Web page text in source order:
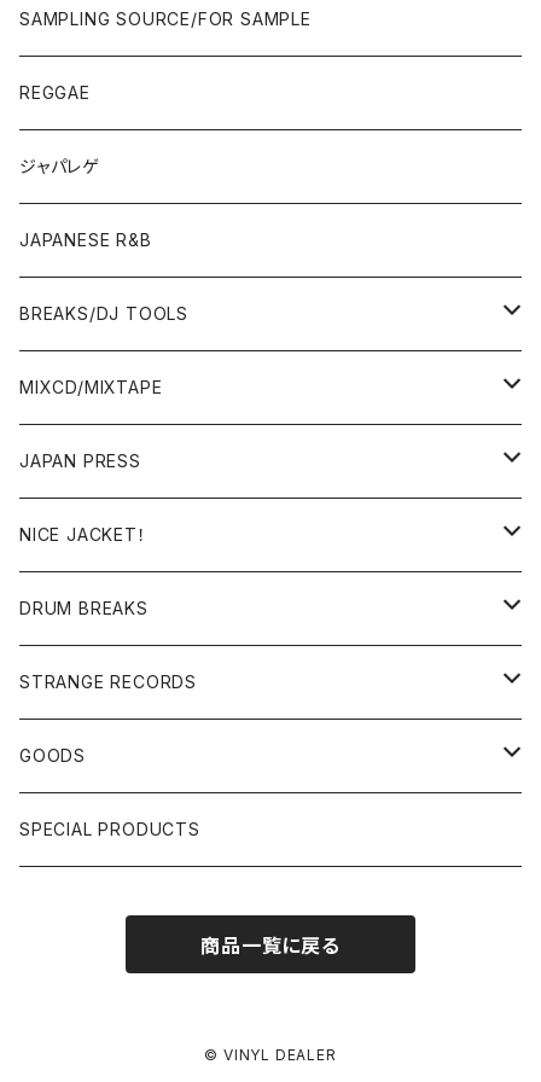
ROCK/AOR
LP
JAPANESE
OTHERS
7"/12"
JAPANESE
OTHERS
SAMPLING SOURCE/FOR SAMPLE
REGGAE
ジャパレゲ
JAPANESE R&B
BREAKS/DJ TOOLS
BREAKS/MEGAMIX/CUT UP
RE-EDIT/DJ TOOLS
MIXCD/MIXTAPE
MIXCD
日本語ラップ
JAPANESE DJ
MIXTAPE
JAPAN PRESS
LP(+ OBI)
7"/12"
NICE JACKET！
DONUTS 45
GIRLS
HIPHOP CLASSIC GALLERY
日本語ラップ CLASSIC GALLERY
DRUM BREAKS
US/UK/OTHERS
JAPANESE
STRANGE RECORDS
DRUM DRUM DRUM/KARAOKE
パチソン/AUDIO CHECK/LIBRARY
GOODS
BOOK
SPECIAL PRODUCTS
商品一覧に戻る
© VINYL DEALER